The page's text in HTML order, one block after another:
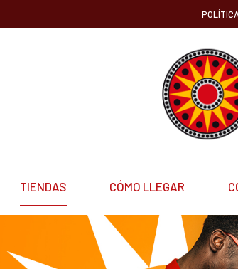
TIENDAS CÓMO LLEGAR